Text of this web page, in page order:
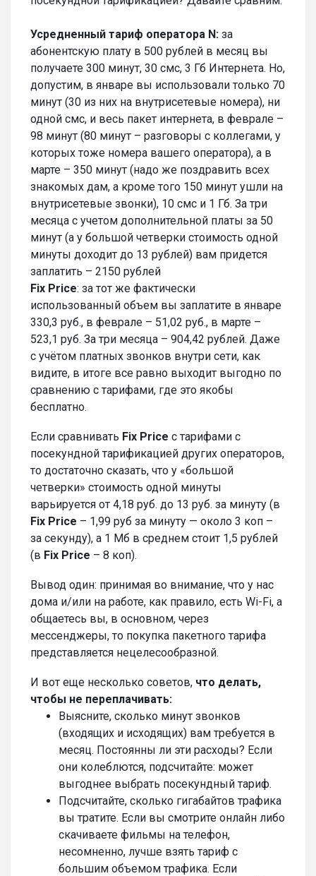
Усредненный тариф оператора N: за
абонентскую плату в 500 рублей в месяц вы
получаете 300 минут, 30 смс, 3 Гб Интернета. Но,
допустим, в январе вы использовали только 70
минут (30 из них на внутрисетевые номера), ни
одной смс, и весь пакет интернета, в феврале –
98 минут (80 минут – разговоры с коллегами, у
которых тоже номера вашего оператора), а в
марте – 350 минут (надо же поздравить всех
знакомых дам, а кроме того 150 минут ушли на
внутрисетевые звонки), 10 смс и 1 Гб. За три
месяца с учетом дополнительной платы за 50
минут (а у большой четверки стоимость одной
минуты доходит до 13 рублей) вам придется
заплатить – 2150 рублей
Fix Price: за тот же фактически
использованный объем вы заплатите в январе
330,3 руб., в феврале – 51,02 руб., в марте –
523,1 руб. За три месяца – 904,42 рублей. Даже
с учётом платных звонков внутри сети, как
видите, в итоге все равно выходит выгодно по
сравнению с тарифами, где это якобы
бесплатно.
Если сравнивать Fix Price с тарифами с
посекундной тарификацией других операторов,
то достаточно сказать, что у «большой
четверки» стоимость одной минуты
варьируется от 4,18 руб. до 13 руб. за минуту (в
Fix Price – 1,99 руб за минуту — около 3 коп –
за секунду), а 1 Мб в среднем стоит 1,5 рублей
(в Fix Price – 8 коп).
Вывод один: принимая во внимание, что у нас
дома и/или на работе, как правило, есть Wi-Fi, а
общаетесь вы, в основном, через
мессенджеры, то покупка пакетного тарифа
представляется нецелесообразной.
И вот еще несколько советов, что делать,
чтобы не переплачивать:
Выясните, сколько минут звонков
(входящих и исходящих) вам требуется в
месяц. Постоянны ли эти расходы? Если
они колеблются, подсчитайте: может
выгоднее выбрать посекундный тариф.
Подсчитайте, сколько гигабайтов трафика
вы тратите. Если вы смотрите онлайн либо
скачиваете фильмы на телефон,
несомненно, лучше взять тариф с
большим объемом трафика. Если